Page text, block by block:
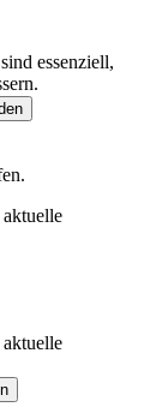
essenziell,